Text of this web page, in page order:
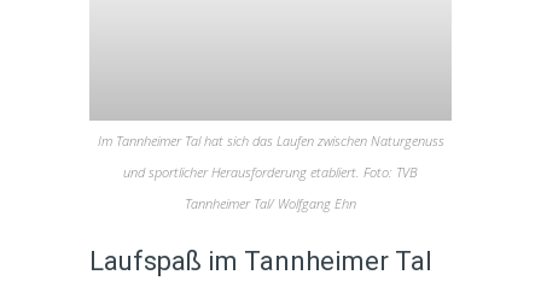
Im Tannheimer Tal hat sich das Laufen zwischen Naturgenuss
und sportlicher Herausforderung etabliert. Foto: TVB
Tannheimer Tal/ Wolfgang Ehn
Laufspaß im Tannheimer Tal